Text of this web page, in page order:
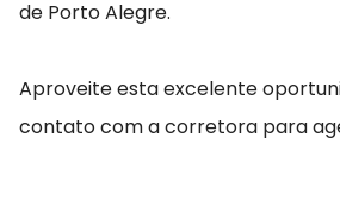
de Porto Alegre.
Aproveite esta excelente
contato com a corretora para